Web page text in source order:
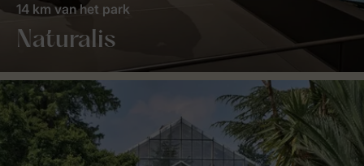
Naturalis
14 km van het park